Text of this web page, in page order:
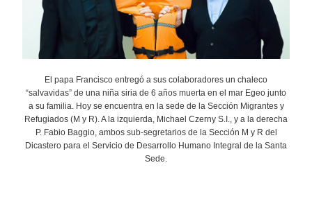
El papa Francisco entregó a sus colaboradores un chaleco
“salvavidas” de una niña siria de 6 años muerta en el mar Egeo junto
a su familia. Hoy se encuentra en la sede de la Sección Migrantes y
Refugiados (M y R). A la izquierda, Michael Czerny S.I., y a la derecha
P. Fabio Baggio, ambos sub-segretarios de la Sección M y R del
Dicastero para el Servicio de Desarrollo Humano Integral de la Santa
Sede.